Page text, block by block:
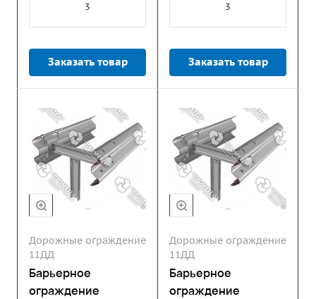
3
Заказать товар
3
Заказать товар
Дорожные ограждение
11ДД
Барьерное
ограждение
Дорожные ограждение
11ДД
Барьерное
ограждение